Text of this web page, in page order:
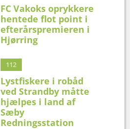
FC Vakoks oprykkere
hentede flot point i
efterårspremieren i
Hjørring
112
Lystfiskere i robåd
ved Strandby måtte
hjælpes i land af
Sæby
Redningsstation